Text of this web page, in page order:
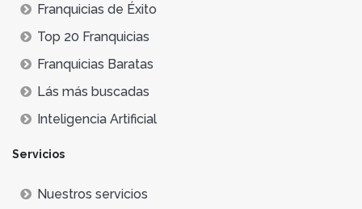
Franquicias de Éxito
Top 20 Franquicias
Franquicias Baratas
Lás más buscadas
Inteligencia Artificial
Servicios
Nuestros servicios